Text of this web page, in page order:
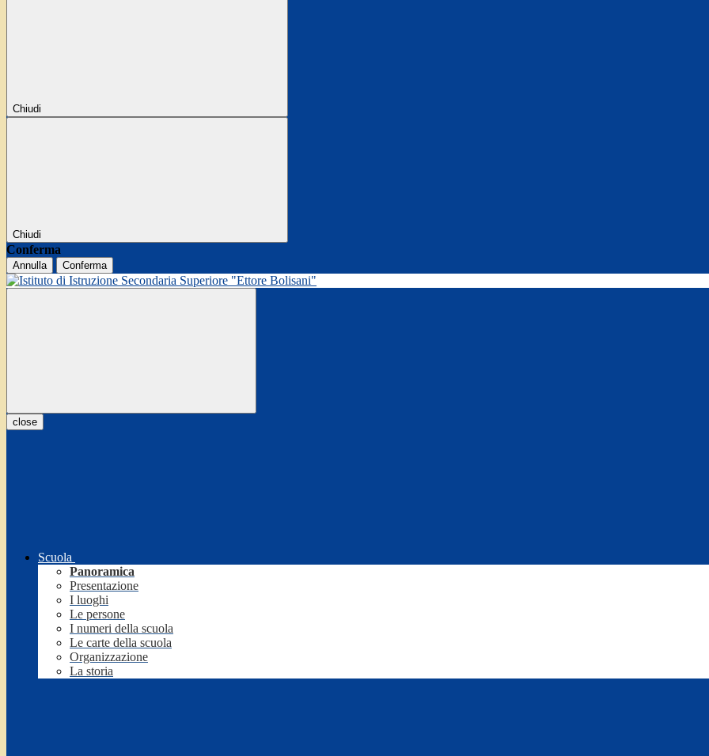
Chiudi
Chiudi
Conferma
Annulla Conferma
close
Scuola
Panoramica
Presentazione
I luoghi
Le persone
I numeri della scuola
Le carte della scuola
Organizzazione
La storia